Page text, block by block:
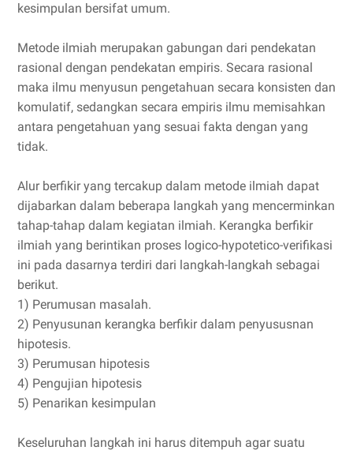
kesimpulan bersifat umum.
Metode ilmiah merupakan gabungan dari pendekatan
rasional dengan pendekatan empiris. Secara rasional
maka ilmu menyusun pengetahuan secara konsisten dan
komulatif, sedangkan secara empiris ilmu memisahkan
antara pengetahuan yang sesuai fakta dengan yang
tidak.
Alur berfikir yang tercakup dalam metode ilmiah dapat
dijabarkan dalam beberapa langkah yang mencerminkan
tahap-tahap dalam kegiatan ilmiah. Kerangka berfikir
ilmiah yang berintikan proses logico-hypotetico-verifikasi
ini pada dasarnya terdiri dari langkah-langkah sebagai
berikut.
1) Perumusan masalah.
2) Penyusunan kerangka berfikir dalam penyususnan
hipotesis.
3) Perumusan hipotesis
4) Pengujian hipotesis
5) Penarikan kesimpulan
Keseluruhan langkah ini harus ditempuh agar suatu